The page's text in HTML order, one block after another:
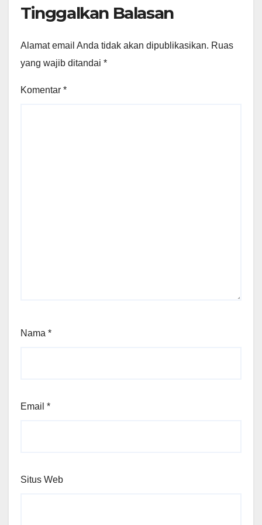
Tinggalkan Balasan
Alamat email Anda tidak akan dipublikasikan. Ruas
yang wajib ditandai *
Komentar *
Nama *
Email *
Situs Web